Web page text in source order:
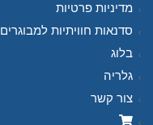
מדיניות פרטיות
סדנאות חוויתיות למבוגרים
בלוג
גלריה
צור קשר